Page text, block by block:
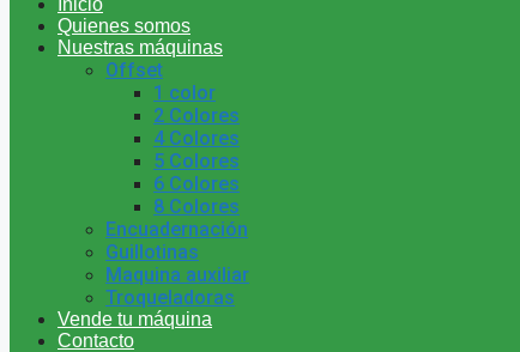
Inicio
Quienes somos
Nuestras máquinas
Offset
1 color
2 Colores
4 Colores
5 Colores
6 Colores
8 Colores
Encuadernación
Guillotinas
Maquina auxiliar
Troqueladoras
Vende tu máquina
Contacto